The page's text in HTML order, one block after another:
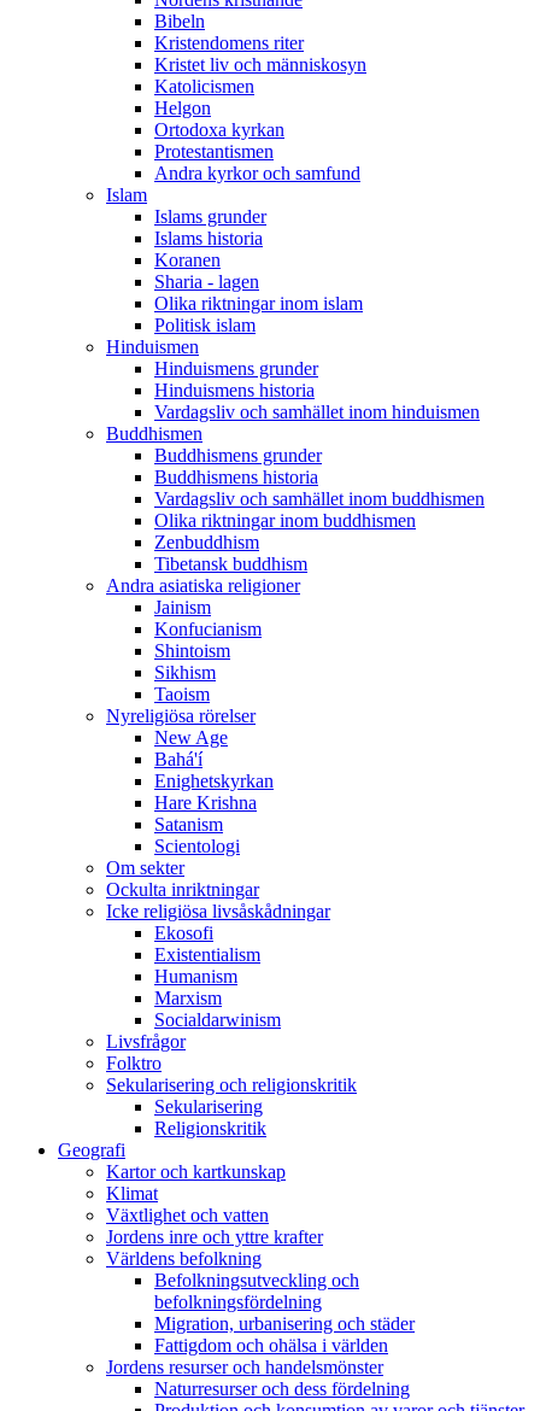
Bibeln
Kristendomens riter
Kristet liv och människosyn
Katolicismen
Helgon
Ortodoxa kyrkan
Protestantismen
Andra kyrkor och samfund
Islam
Islams grunder
Islams historia
Koranen
Sharia - lagen
Olika riktningar inom islam
Politisk islam
Hinduismen
Hinduismens grunder
Hinduismens historia
Vardagsliv och samhället inom hinduismen
Buddhismen
Buddhismens grunder
Buddhismens historia
Vardagsliv och samhället inom buddhismen
Olika riktningar inom buddhismen
Zenbuddhism
Tibetansk buddhism
Andra asiatiska religioner
Jainism
Konfucianism
Shintoism
Sikhism
Taoism
Nyreligiösa rörelser
New Age
Bahá'í
Enighetskyrkan
Hare Krishna
Satanism
Scientologi
Om sekter
Ockulta inriktningar
Icke religiösa livsåskådningar
Ekosofi
Existentialism
Humanism
Marxism
Socialdarwinism
Livsfrågor
Folktro
Sekularisering och religionskritik
Sekularisering
Religionskritik
Geografi
Kartor och kartkunskap
Klimat
Växtlighet och vatten
Jordens inre och yttre krafter
Världens befolkning
Befolkningsutveckling och
befolkningsfördelning
Migration, urbanisering och städer
Fattigdom och ohälsa i världen
Jordens resurser och handelsmönster
Naturresurser och dess fördelning